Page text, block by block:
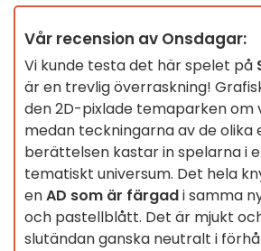
Vår recension av Onsdagar:
Vi kunde testa det här spelet på
är en trevlig överraskning!
den 2D-pixlade temaparken om
medan teckningarna av de olika
berättelsen kastar in spelarna i
tematiskt universum. Det hela
enAD som är färgadi samma
och pastellblått. Det är mjukt
slutändan ganska neutralt i